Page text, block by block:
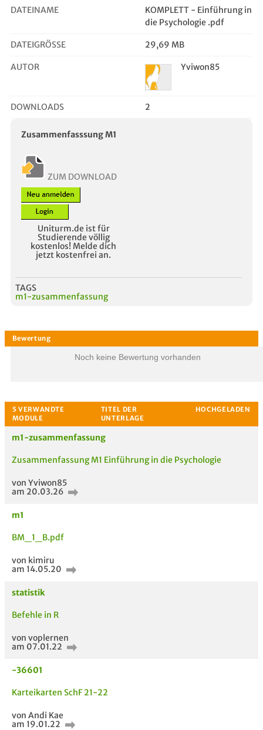
DATEINAME
KOMPLETT - Einführung in
die Psychologie .pdf
DATEIGRÖSSE 29,69 MB
AUTOR Yviwon85
DOWNLOADS 2
Zusammenfasssung M1
ZUM DOWNLOAD
Uniturm.de ist für
Studierende völlig
kostenlos! Melde dich
jetzt kostenfrei an.
TAGS
m1-zusammenfassung
Bewertung
Noch keine Bewertung vorhanden
5 VERWANDTE
MODULE
m1-zusammenfassung
Zusammenfassung M1 Einführung in die Psychologie
von Yviwon85
am 20.03.26
m1
BM_1_B.pdf
von kimiru
am 14.05.20
statistik
Befehle in R
von voplernen
am 07.01.22
-36601
Karteikarten SchF 21-22
von Andi Kae
am 19.01.22